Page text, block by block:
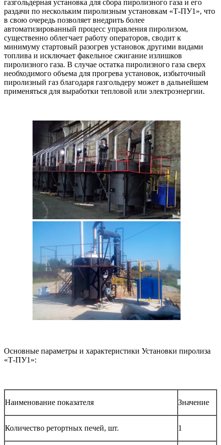
газгольдерная установка для сбора пиролизного газа и его
раздачи по нескольким пиролизным установкам «Т-ПУ1», что
в свою очередь позволяет внедрить более
автоматизированный процесс управления пиролизом,
существенно облегчает работу операторов, сводит к
минимуму стартовый разогрев установок другими видами
топлива и исключает факельное сжигание излишков
пиролизного газа. В случае остатка пиролизного газа сверх
необходимого объема для прогрева установок, избыточный
пиролизный газ благодаря газгольдеру может в дальнейшем
применяться для выработки тепловой или электроэнергии.
Основные параметры и характеристики Установки пиролиза
«Т-ПУ1»:
Наименование показателя Значение
Количество ретортных печей, шт. 1